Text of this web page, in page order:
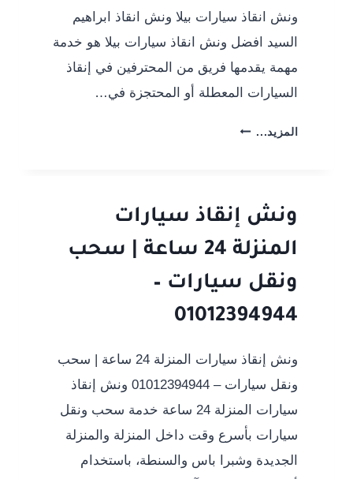
ونش انقاذ سيارات بيلا ونش انقاذ ابراهيم
السيد افضل ونش انقاذ سيارات بيلا هو خدمة
مهمة يقدمها فريق من المحترفين في إنقاذ
السيارات المعطلة أو المحتجزة في…
المزيد... ونش-
ونش إنقاذ سيارات
المنزلة 24 ساعة | سحب
ونقل سيارات –
01012394944
ونش إنقاذ سيارات المنزلة 24 ساعة | سحب
ونقل سيارات – 01012394944 ونش إنقاذ
سيارات المنزلة 24 ساعة خدمة سحب ونقل
سيارات بأسرع وقت داخل المنزلة والمنزلة
الجديدة وشبرا باس والسنطة، باستخدام